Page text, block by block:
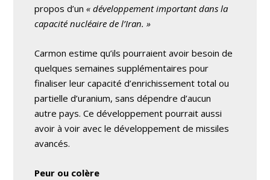
propos d’un« développement important dans la
capacité nucléaire de l’Iran. »
Carmon estime qu’ils pourraient avoir besoin de
quelques semaines supplémentaires pour
finaliser leur capacité d’enrichissement total ou
partielle d’uranium, sans dépendre d’aucun
autre pays. Ce développement pourrait aussi
avoir à voir avec le développement de missiles
avancés.
Peur ou colère